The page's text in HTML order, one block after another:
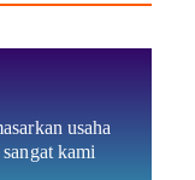
usaha
kami